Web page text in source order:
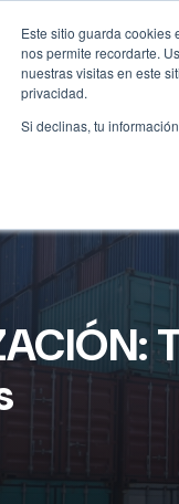
Este sitio guarda cookies
nos permite recordarte.
nuestras visitas en este
privacidad.
Si declinas, tu